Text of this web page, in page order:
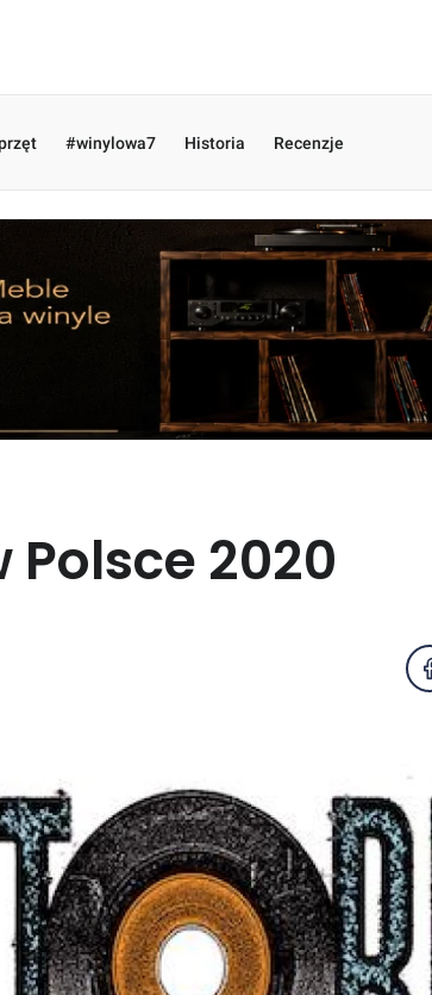
#winylowa7 Historia Recenzje
Polsce 2020